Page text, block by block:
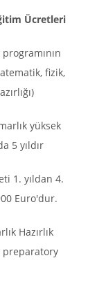
Ücretleri
programının
fizik,
yüksek
5 yıldır
1. yıldan 4.
Euro'dur.
Hazırlık
preparatory